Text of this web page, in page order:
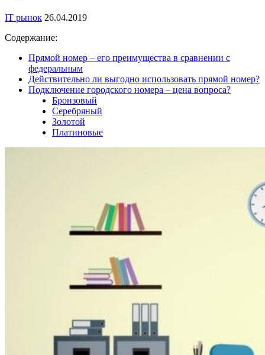
IT рынок 26.04.2019
Содержание:
Прямой номер – его преимущества в сравнении с
федеральным
Действительно ли выгодно использовать прямой номер?
Подключение городского номера – цена вопроса?
Бронзовый
Серебряный
Золотой
Платиновые